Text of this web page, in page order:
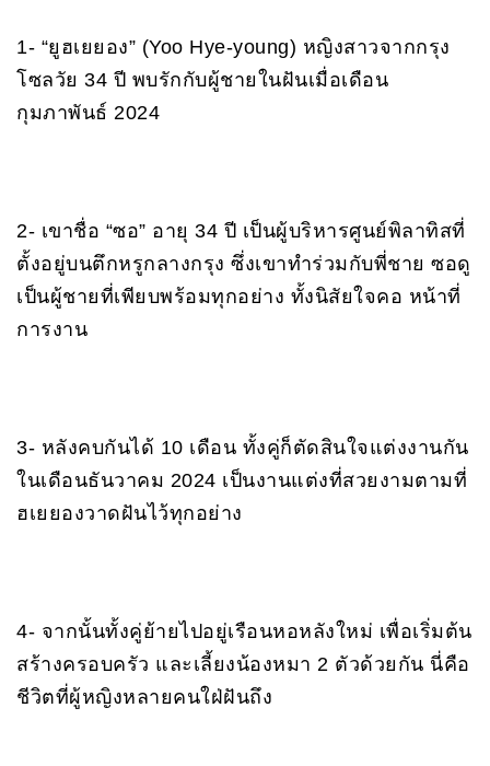
1- “ยูฮเยยอง” (Yoo Hye-young) หญิงสาวจากกรุง
โซลวัย 34 ปี พบรักกับผู้ชายในฝันเมื่อเดือน
กุมภาพันธ์ 2024
2- เขาชื่อ “ซอ” อายุ 34 ปี เป็นผู้บริหารศูนย์พิลาทิสที่
ตั้งอยู่บนตึกหรูกลางกรุง ซึ่งเขาทำร่วมกับพี่ชาย ซอดู
เป็นผู้ชายที่เพียบพร้อมทุกอย่าง ทั้งนิสัยใจคอ หน้าที่
การงาน
3- หลังคบกันได้ 10 เดือน ทั้งคู่ก็ตัดสินใจแต่งงานกัน
ในเดือนธันวาคม 2024 เป็นงานแต่งที่สวยงามตามที่
ฮเยยองวาดฝันไว้ทุกอย่าง
4- จากนั้นทั้งคู่ย้ายไปอยู่เรือนหอหลังใหม่ เพื่อเริ่มต้น
สร้างครอบครัว และเลี้ยงน้องหมา 2 ตัวด้วยกัน นี่คือ
ชีวิตที่ผู้หญิงหลายคนใฝ่ฝันถึง